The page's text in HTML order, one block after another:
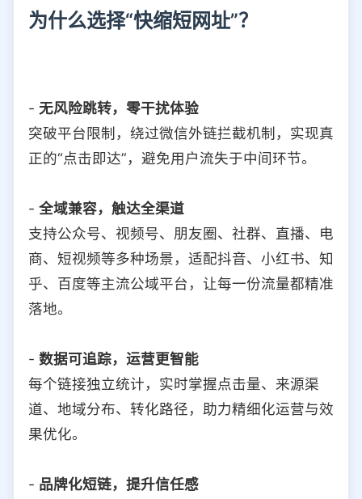
为什么选择“快缩短网址”？
- 无风险跳转，零干扰体验
突破平台限制，绕过微信外链拦截机制，实现真
正的“点击即达”，避免用户流失于中间环节。
- 全域兼容，触达全渠道
支持公众号、视频号、朋友圈、社群、直播、电
商、短视频等多种场景，适配抖音、小红书、知
乎、百度等主流公域平台，让每一份流量都精准
落地。
- 数据可追踪，运营更智能
每个链接独立统计，实时掌握点击量、来源渠
道、地域分布、转化路径，助力精细化运营与效
果优化。
- 品牌化短链，提升信任感